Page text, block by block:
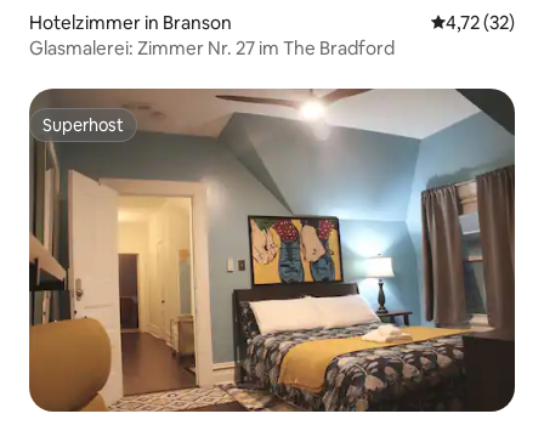
Hotelzimmer in Branson
4,72 (32)
Glasmalerei: Zimmer Nr. 27 im The Bradford
Superhost
Superhost